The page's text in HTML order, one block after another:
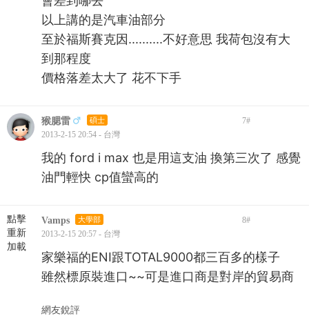
以上講的是汽車油部分
至於福斯賽克因..........不好意思 我荷包沒有大
到那程度
價格落差太大了 花不下手
猴腮雷 碩士 7#
2013-2-15 20:54 - 台灣
我的 ford i max 也是用這支油 換第三次了 感覺
油門輕快 cp值蠻高的
點擊
重新
加載
Vamps 大學部 8#
2013-2-15 20:57 - 台灣
家樂福的ENI跟TOTAL9000都三百多的樣子
雖然標原裝進口~~可是進口商是對岸的貿易商
網友銳評